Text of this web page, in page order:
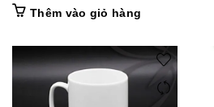
Thêm vào giỏ hàng